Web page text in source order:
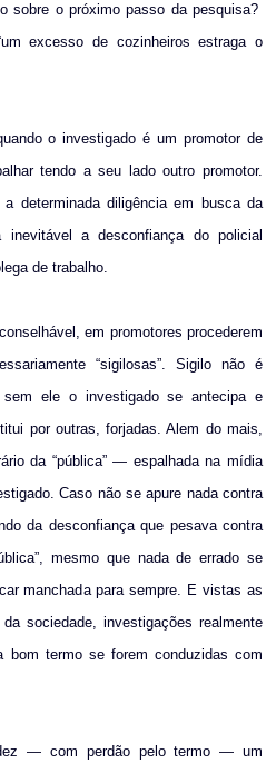
sobre o próximo passo da pesquisa?
excesso de cozinheiros estraga o
o investigado é um promotor de
tendo a seu lado outro promotor.
determinada diligência em busca da
a desconfiança do policial
de trabalho.
em promotores procederem
“sigilosas”. Sigilo não é
ele o investigado se antecipa e
por outras, forjadas. Alem do mais,
da “pública” — espalhada na mídia
Caso não se apure nada contra
da desconfiança que pesava contra
mesmo que nada de errado se
manchada para sempre. E vistas as
sociedade, investigações realmente
bom termo se forem conduzidas com
— com perdão pelo termo — um